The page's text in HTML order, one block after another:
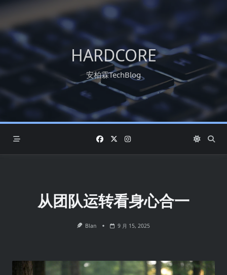
HARDCORE
安柏霖TechBlog
从团队运转看身心合一
Blan 9 月 15, 2025